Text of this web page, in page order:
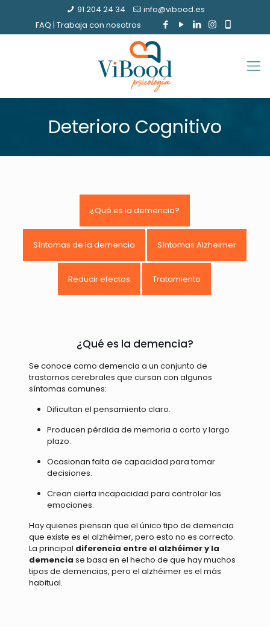
91 204 24 34
info@vibood.es
FAQ | Trabaja con nosotros
Deterioro Cognitivo
¿Qué es la demencia?
Síntomas de la demencia Síntomas Alzheimer
Reducir efectos Tratamiento
¿Qué es la demencia?
Se conoce como demencia a un conjunto de
trastornos cerebrales que cursan con algunos
síntomas comunes:
Dificultan el pensamiento claro.
Producen pérdida de memoria a corto y largo
plazo.
Ocasionan falta de capacidad para tomar
decisiones.
Crean cierta incapacidad para controlar las
emociones.
Hay quienes piensan que el único tipo de demencia
que existe es el alzhéimer, pero esto no es correcto.
La principal diferencia entre el alzhéimer y la
demencia se basa en el hecho de que hay muchos
tipos de demencias, pero el alzhéimer es el más
habitual.